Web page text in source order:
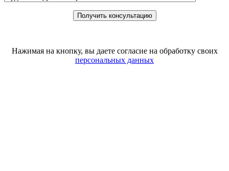
Нажимая на кнопку, вы даете согласие на обработку своих
персональных данных